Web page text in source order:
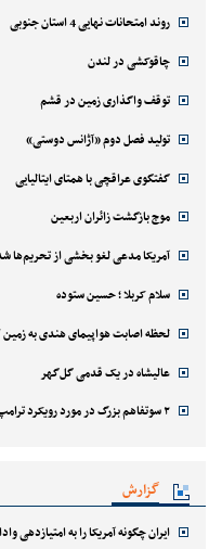
روند امتحانات نهایی 4 استان جنوبی
چاقوکشی در لندن
توقف واگذاری زمین در قشم
تولید فصل دوم «آژانس دوستی»
گفتگوی عراقچی با همتای ایتالیایی
موج بازگشت زائران اربعین
آمریکا مدعی لغو بخشی از تحریم‌ها
سلام کربلا ؛ حسین ستوده
لحظه اصابت هواپیمای هندی به زمین
عالیشاه در یک قدمی گل‌گهر
۲ سوتفاهم بزرگ در مورد رویکرد ترامپ به ایران
گزارش
ایران چگونه آمریکا را به امتیازدهی